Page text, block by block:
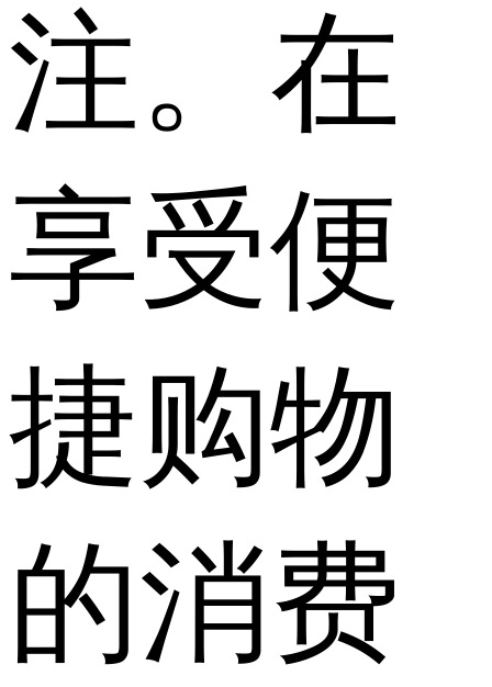
注。在
享受便
捷购物
的消费